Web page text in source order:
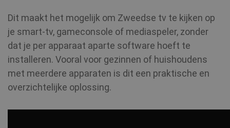
Dit maakt het mogelijk om Zweedse tv te kijken op
je smart-tv, gameconsole of mediaspeler, zonder
dat je per apparaat aparte software hoeft te
installeren. Vooral voor gezinnen of huishoudens
met meerdere apparaten is dit een praktische en
overzichtelijke oplossing.